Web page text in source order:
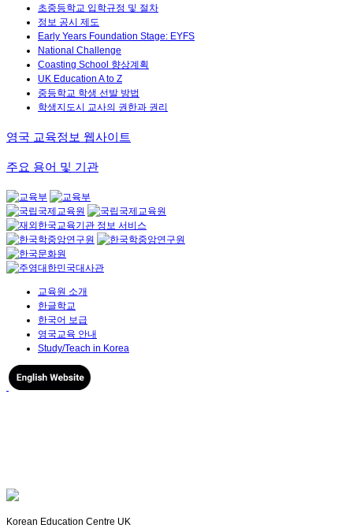
초중등학교 입학규정 및 절차
정보 공시 제도
Early Years Foundation Stage: EYFS
National Challenge
Coasting School 향상계획
UK Education A to Z
중등학교 학생 선발 방법
학생지도시 교사의 권한과 권리
영국 교육정보 웹사이트
주요 용어 및 기관
교육원 소개
한글학교
한국어 보급
영국교육 안내
Study/Teach in Korea
Korean Education Centre UK